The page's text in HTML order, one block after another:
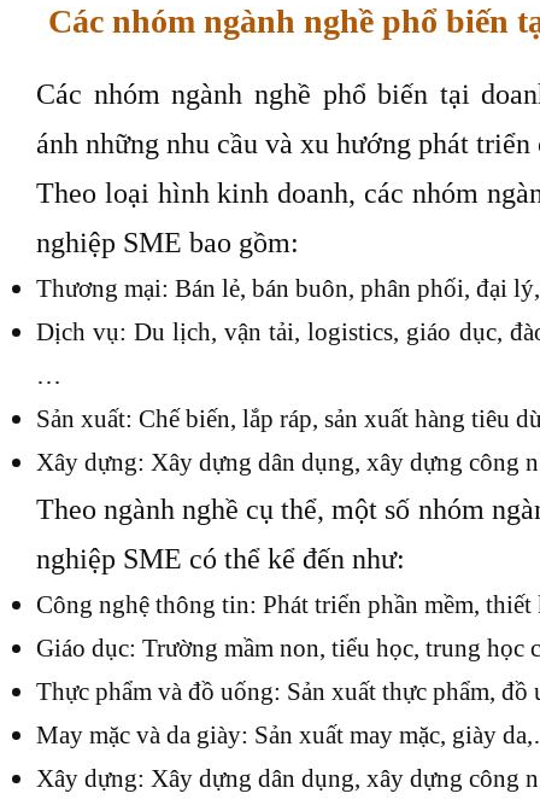
Các nhóm ngành nghề phổ biến
Các nhóm ngành nghề phổ biến tại
ánh những nhu cầu và xu hướng phát
Theo loại hình kinh doanh, các nhóm
nghiệp SME bao gồm:
Thương mại: Bán lẻ, bán buôn, phân phối, đại
Dịch vụ: Du lịch, vận tải, logistics, giáo dục,
…
Sản xuất: Chế biến, lắp ráp, sản xuất hàng tiêu
Xây dựng: Xây dựng dân dụng, xây dựng công
Theo ngành nghề cụ thể, một số nhóm
nghiệp SME có thể kể đến như:
Công nghệ thông tin: Phát triển phần mềm,
Giáo dục: Trường mầm non, tiểu học, trung
Thực phẩm và đồ uống: Sản xuất thực phẩm,
May mặc và da giày: Sản xuất may mặc, giày
Xây dựng: Xây dựng dân dụng, xây dựng công